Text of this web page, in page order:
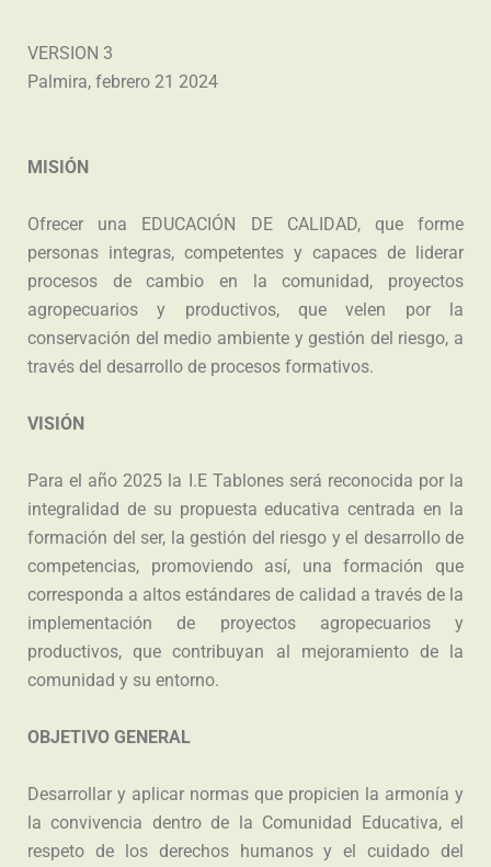
VERSION 3
Palmira, febrero 21 2024
MISIÓN
Ofrecer una EDUCACIÓN DE CALIDAD, que forme
personas integras, competentes y capaces de liderar
procesos de cambio en la comunidad, proyectos
agropecuarios y productivos, que velen por la
conservación del medio ambiente y gestión del riesgo, a
través del desarrollo de procesos formativos.
VISIÓN
Para el año 2025 la I.E Tablones será reconocida por la
integralidad de su propuesta educativa centrada en la
formación del ser, la gestión del riesgo y el desarrollo de
competencias, promoviendo así, una formación que
corresponda a altos estándares de calidad a través de la
implementación de proyectos agropecuarios y
productivos, que contribuyan al mejoramiento de la
comunidad y su entorno.
OBJETIVO GENERAL
Desarrollar y aplicar normas que propicien la armonía y
la convivencia dentro de la Comunidad Educativa, el
respeto de los derechos humanos y el cuidado del